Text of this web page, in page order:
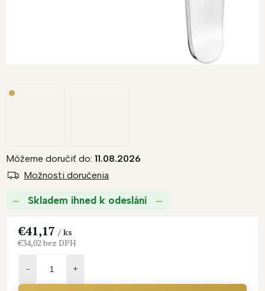
Skladem ihned k odeslání
Môžeme doručiť do: 11.08.2026
Možnosti doručenia
€41,17/ ks
€34,02 bez DPH